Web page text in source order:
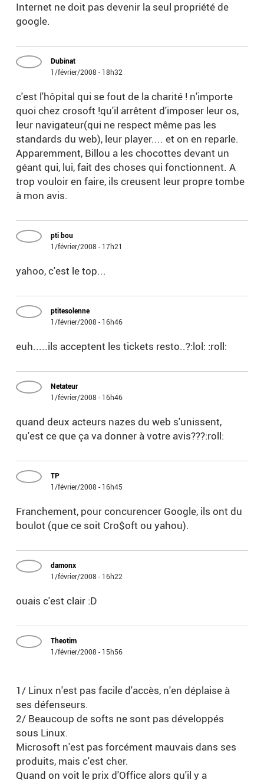
Internet ne doit pas devenir la seul propriété de
google.
Dubinat
1/février/2008 - 18h32
c'est l'hôpital qui se fout de la charité ! n'importe
quoi chez crosoft !qu'il arrêtent d'imposer leur os,
leur navigateur(qui ne respect même pas les
standards du web), leur player.... et on en reparle.
Apparemment, Billou a les chocottes devant un
géant qui, lui, fait des choses qui fonctionnent. A
trop vouloir en faire, ils creusent leur propre tombe
à mon avis.
pti bou
1/février/2008 - 17h21
yahoo, c'est le top...
ptitesolenne
1/février/2008 - 16h46
euh.....ils acceptent les tickets resto..?:lol: :roll:
Netateur
1/février/2008 - 16h46
quand deux acteurs nazes du web s'unissent,
qu'est ce que ça va donner à votre avis???:roll:
TP
1/février/2008 - 16h45
Franchement, pour concurencer Google, ils ont du
boulot (que ce soit Cro$oft ou yahou).
damonx
1/février/2008 - 16h22
ouais c'est clair :D
Theotim
1/février/2008 - 15h56
1/ Linux n'est pas facile d'accès, n'en déplaise à
ses défenseurs.
2/ Beaucoup de softs ne sont pas développés
sous Linux.
Microsoft n'est pas forcément mauvais dans ses
produits, mais c'est cher.
Quand on voit le prix d'Office alors qu'il y a